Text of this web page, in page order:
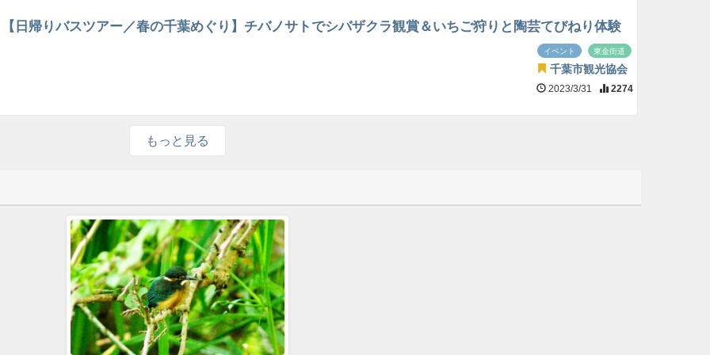
【日帰りバスツアー／春の千葉めぐり】チバノサトでシバザクラ観賞＆いちご狩りと陶芸てびねり体験
イベント 東金街道
千葉市観光協会
2023/3/31 2274
もっと見る